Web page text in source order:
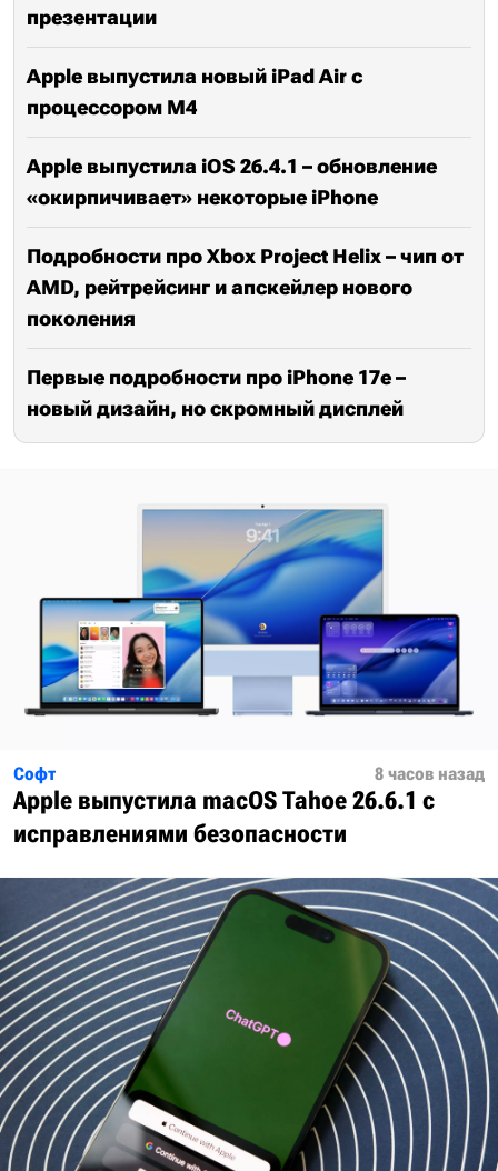
презентации
Apple выпустила новый iPad Air с
процессором M4
Apple выпустила iOS 26.4.1 – обновление
«окирпичивает» некоторые iPhone
Подробности про Xbox Project Helix – чип от
AMD, рейтрейсинг и апскейлер нового
поколения
Первые подробности про iPhone 17e –
новый дизайн, но скромный дисплей
Софт 8 часов назад
Apple выпустила macOS Tahoe 26.6.1 с
исправлениями безопасности